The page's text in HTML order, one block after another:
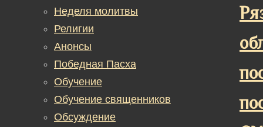
Неделя молитвы
Религии
Анонсы
Победная Пасха
Обучение
Обучение священников
Обсуждение